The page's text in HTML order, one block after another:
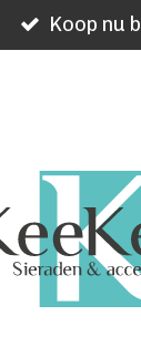
Koop nu